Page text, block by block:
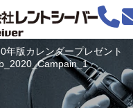
年版カレンダープレゼント